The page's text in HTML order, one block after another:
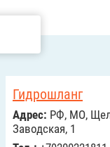
Гидрошланг
Адрес: РФ, МО,
Заводская, 1